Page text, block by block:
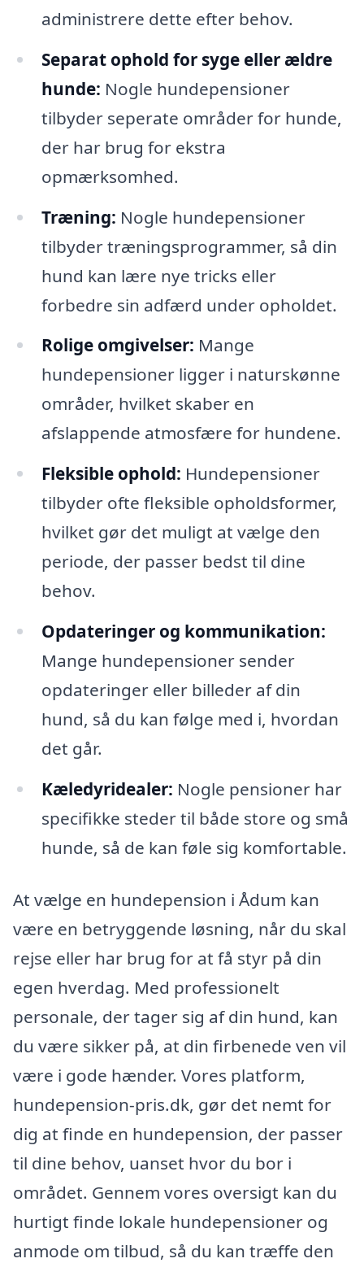
administrere dette efter behov.
Separat ophold for syge eller ældre
hunde: Nogle hundepensioner
tilbyder seperate områder for hunde,
der har brug for ekstra
opmærksomhed.
Træning: Nogle hundepensioner
tilbyder træningsprogrammer, så din
hund kan lære nye tricks eller
forbedre sin adfærd under opholdet.
Rolige omgivelser: Mange
hundepensioner ligger i naturskønne
områder, hvilket skaber en
afslappende atmosfære for hundene.
Fleksible ophold: Hundepensioner
tilbyder ofte fleksible opholdsformer,
hvilket gør det muligt at vælge den
periode, der passer bedst til dine
behov.
Opdateringer og kommunikation:
Mange hundepensioner sender
opdateringer eller billeder af din
hund, så du kan følge med i, hvordan
det går.
Kæledyridealer: Nogle pensioner har
specifikke steder til både store og små
hunde, så de kan føle sig komfortable.
At vælge en hundepension i Ådum kan
være en betryggende løsning, når du skal
rejse eller har brug for at få styr på din
egen hverdag. Med professionelt
personale, der tager sig af din hund, kan
du være sikker på, at din firbenede ven vil
være i gode hænder. Vores platform,
hundepension-pris.dk, gør det nemt for
dig at finde en hundepension, der passer
til dine behov, uanset hvor du bor i
området. Gennem vores oversigt kan du
hurtigt finde lokale hundepensioner og
anmode om tilbud, så du kan træffe den